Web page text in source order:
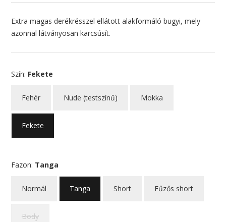
Extra magas derékrésszel ellátott alakformáló bugyi, mely
azonnal látványosan karcsúsít.
Szín: Fekete
Fehér Nude (testszínű) Mokka
Fekete
Fazon: Tanga
Normál Tanga Short Fűzős short
Body